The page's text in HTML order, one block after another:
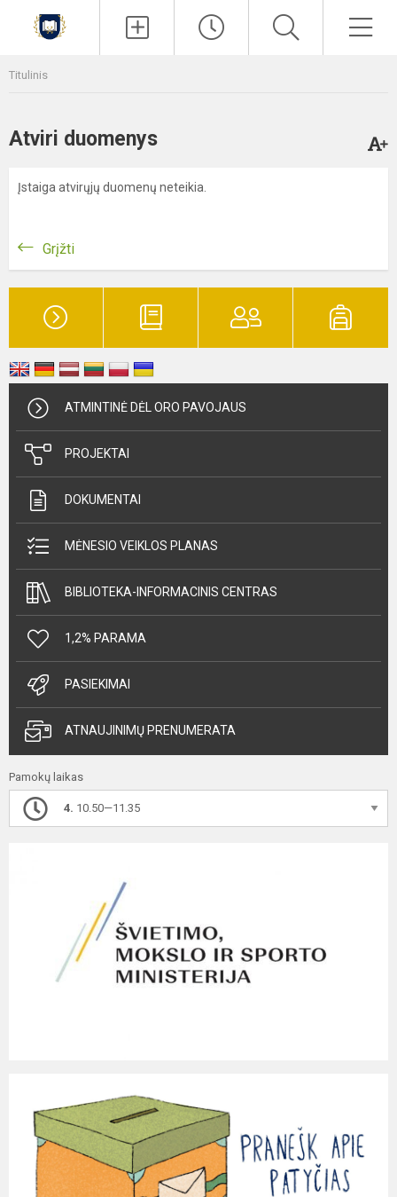
Titulinis
Atviri duomenys
Įstaiga atvirųjų duomenų neteikia.
Grįžti
ATMINTINĖ DĖL ORO PAVOJAUS
PROJEKTAI
DOKUMENTAI
MĖNESIO VEIKLOS PLANAS
BIBLIOTEKA-INFORMACINIS CENTRAS
1,2% PARAMA
PASIEKIMAI
ATNAUJINIMŲ PRENUMERATA
Pamokų laikas
4. 10.50—11.35